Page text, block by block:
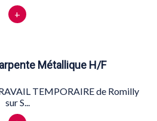
+
Métallique H/F
TEMPORAIRE de Romilly
sur S...